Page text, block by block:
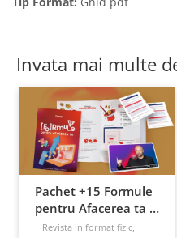
Invata mai multe
Pachet +15 Formule
pentru Afacerea ta +
Prompt-uri dedicate
Revista in format fizic,